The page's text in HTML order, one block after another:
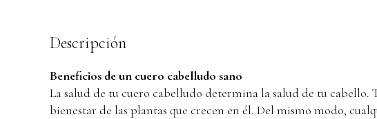
Descripción
Beneficios de un cuero cabelludo sano
La salud de tu cuero cabelludo determina la salud de tu
bienestar de las plantas que crecen en él. Del mismo modo,